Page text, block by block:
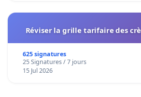
Réviser la grille tarifaire des
625 signatures
25 Signatures / 7 jours
15 Jul 2026